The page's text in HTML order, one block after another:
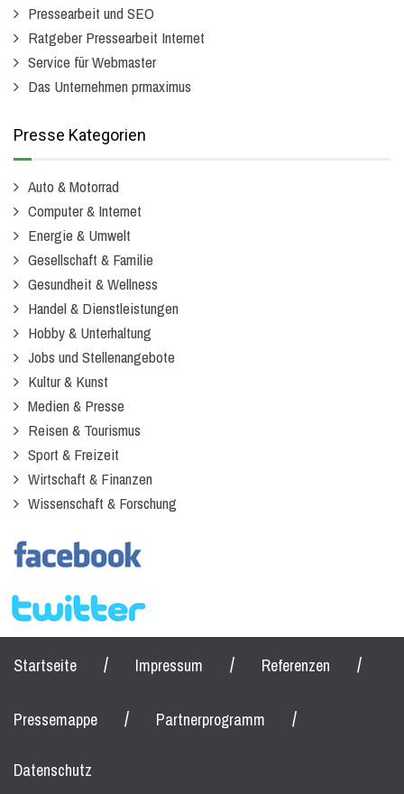
Pressearbeit und SEO
Ratgeber Pressearbeit Internet
Service für Webmaster
Das Unternehmen prmaximus
Presse Kategorien
Auto & Motorrad
Computer & Internet
Energie & Umwelt
Gesellschaft & Familie
Gesundheit & Wellness
Handel & Dienstleistungen
Hobby & Unterhaltung
Jobs und Stellenangebote
Kultur & Kunst
Medien & Presse
Reisen & Tourismus
Sport & Freizeit
Wirtschaft & Finanzen
Wissenschaft & Forschung
Startseite / Impressum / Referenzen /
Pressemappe / Partnerprogramm /
Datenschutz